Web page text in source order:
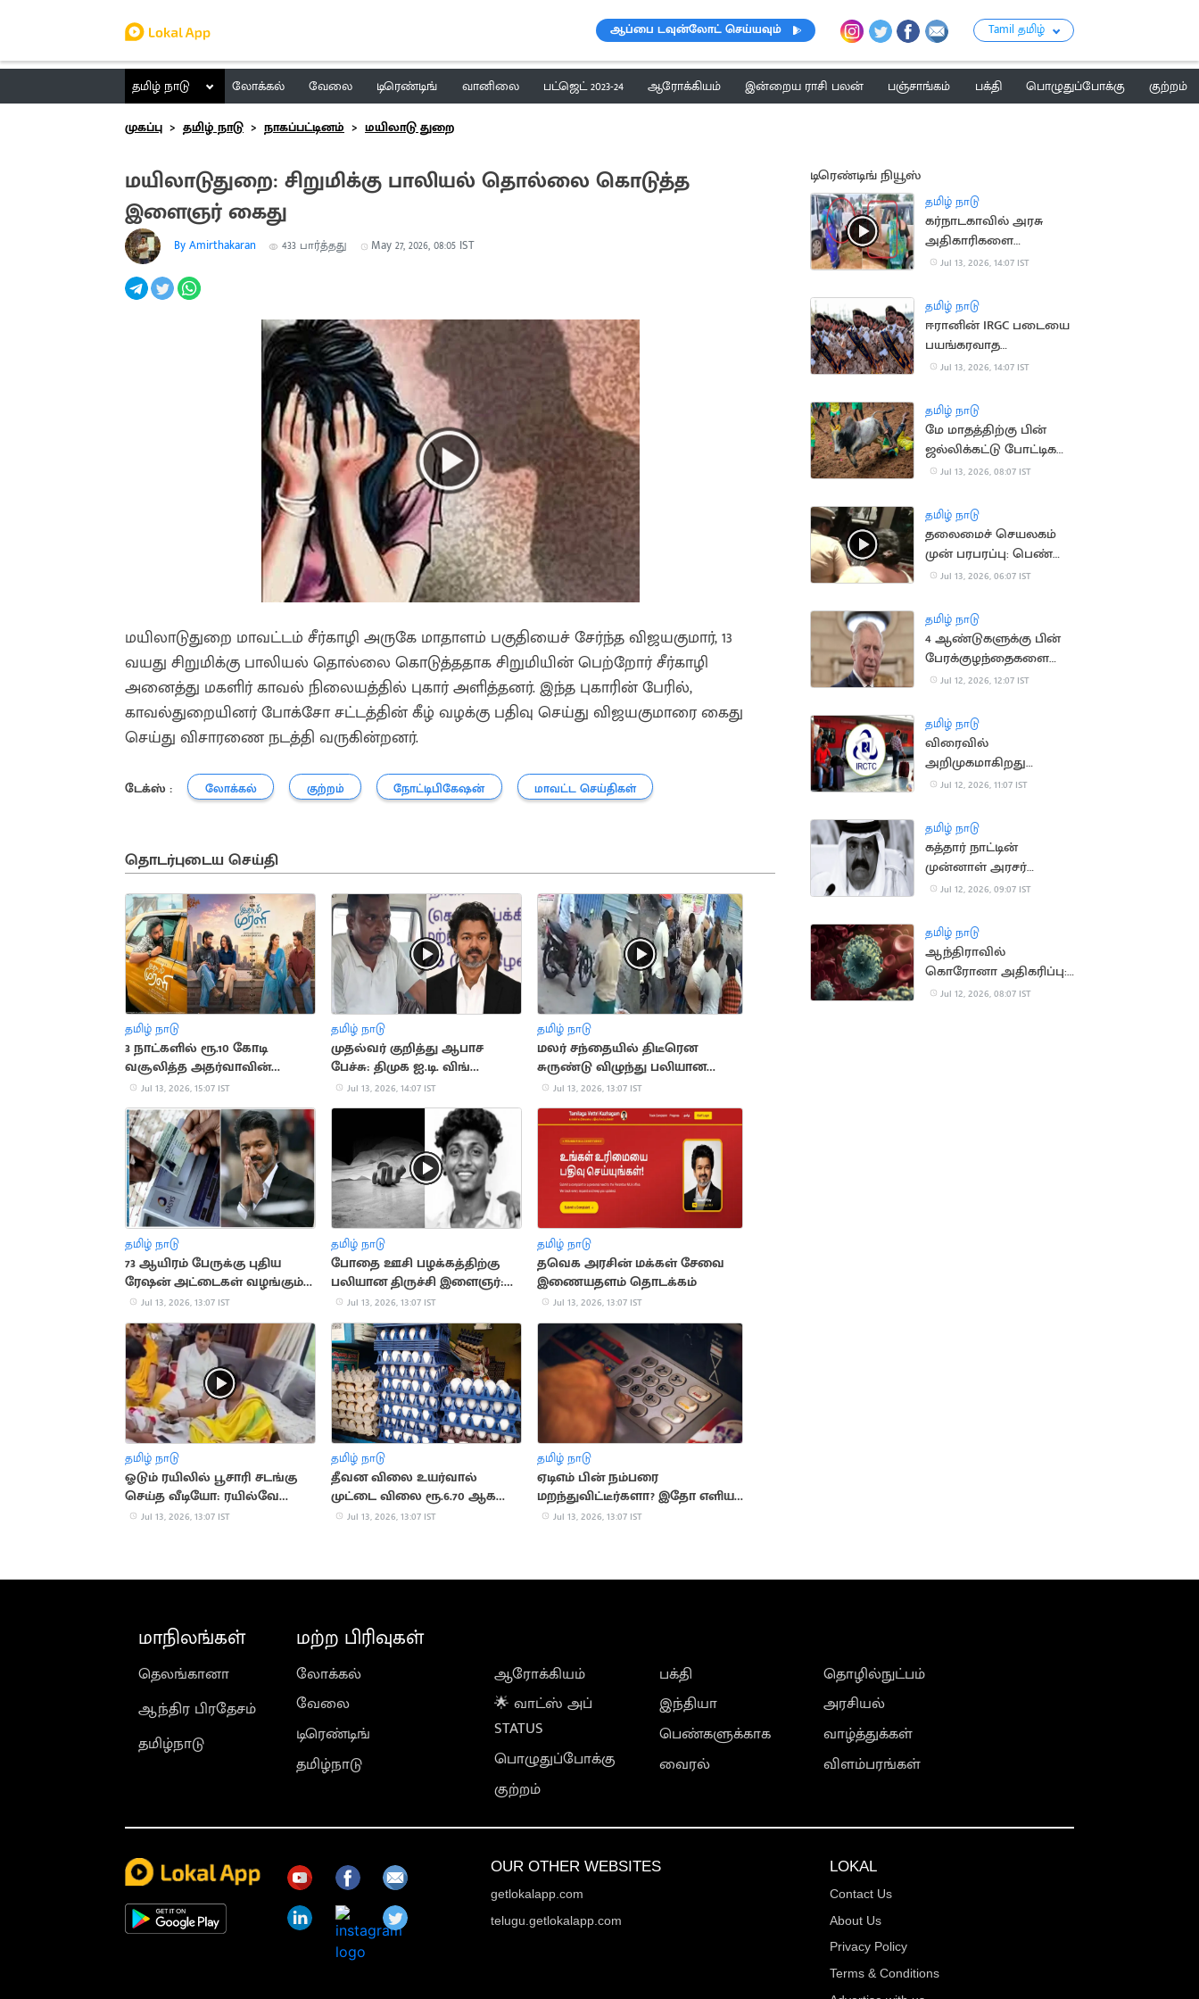
ஆப்பை டவுன்லோட் செய்யவும் Tamil தமிழ்
தமிழ் நாடு லோக்கல் வேலை டிரெண்டிங் வானிலை பட்ஜெட் 2023-24 ஆரோக்கியம் இன்றைய ராசி பலன் பஞ்சாங்கம் பக்தி பொழுதுப்போக்கு
குற்றம்
முகப்பு
தமிழ் நாடு நாகப்பட்டினம் மயிலாடு துறை
மயிலாடுதுறை: சிறுமிக்கு பாலியல் தொல்லை கொடுத்த
இளைஞர் கைது
By Amirthakaran 433 பார்த்தது May 27, 2026, 08:05 IST
மயிலாடுதுறை மாவட்டம் சீர்காழி அருகே மாதாளம் பகுதியைச் சேர்ந்த விஜயகுமார், 13
வயது சிறுமிக்கு பாலியல் தொல்லை கொடுத்ததாக சிறுமியின் பெற்றோர் சீர்காழி
அனைத்து மகளிர் காவல் நிலையத்தில் புகார் அளித்தனர். இந்த புகாரின் பேரில்,
காவல்துறையினர் போக்சோ சட்டத்தின் கீழ் வழக்கு பதிவு செய்து விஜயகுமாரை கைது
செய்து விசாரணை நடத்தி வருகின்றனர்.
டேக்ஸ் : லோக்கல் குற்றம் நோட்டிபிகேஷன் மாவட்ட செய்திகள்
தொடர்புடைய செய்தி
தமிழ் நாடு
3 நாட்களில் ரூ.10 கோடி
வசூலித்த அதர்வாவின்
'இதயம் முரளி' திரைப்படம்
Jul 13, 2026, 15:07 IST
தமிழ் நாடு
முதல்வர் குறித்து ஆபாச
பேச்சு: திமுக ஐ.டி. விங்
நிர்வாகி கைது
Jul 13, 2026, 14:07 IST
தமிழ் நாடு
மலர் சந்தையில் திடீரென
சுருண்டு விழுந்து பலியான
பூக்கடை உரிமையாளர்
Jul 13, 2026, 13:07 IST
தமிழ் நாடு
73 ஆயிரம் பேருக்கு புதிய
ரேஷன் அட்டைகள் வழங்கும்
தமிழக அரசு
Jul 13, 2026, 13:07 IST
தமிழ் நாடு
போதை ஊசி பழக்கத்திற்கு
பலியான திருச்சி இளைஞர்:
போலீசார் விசாரணை
Jul 13, 2026, 13:07 IST
தமிழ் நாடு
தவெக அரசின் மக்கள் சேவை
இணையதளம் தொடக்கம்
Jul 13, 2026, 13:07 IST
தமிழ் நாடு
ஓடும் ரயிலில் பூசாரி சடங்கு
செய்த வீடியோ: ரயில்வே
விளக்கம்
Jul 13, 2026, 13:07 IST
தமிழ் நாடு
தீவன விலை உயர்வால்
முட்டை விலை ரூ.6.70 ஆக
உயர்வு
Jul 13, 2026, 13:07 IST
தமிழ் நாடு
ஏடிஎம் பின் நம்பரை
மறந்துவிட்டீர்களா? இதோ எளிய
தீர்வுகள்
Jul 13, 2026, 13:07 IST
டிரெண்டிங் நியூஸ்
தமிழ் நாடு
கர்நாடகாவில் அரசு
அதிகாரிகளை
துடைப்பத்தால்
Jul 13, 2026, 14:07 IST
தமிழ் நாடு
ஈரானின் IRGC படையை
பயங்கரவாத
அமைப்பாக அறிவித்தது
Jul 13, 2026, 14:07 IST
தமிழ் நாடு
மே மாதத்திற்கு பின்
ஜல்லிக்கட்டு போட்டிகள்
நடத்தக்கூடாது..
Jul 13, 2026, 08:07 IST
தமிழ் நாடு
தலைமைச் செயலகம்
முன் பரபரப்பு: பெண்
தற்கொலை முயற்சி!
Jul 13, 2026, 06:07 IST
தமிழ் நாடு
4 ஆண்டுகளுக்கு பின்
பேரக்குழந்தைகளை
சந்தித்த இங்கிலாந்து
Jul 12, 2026, 12:07 IST
தமிழ் நாடு
விரைவில்
அறிமுகமாகிறது
மேம்படுத்தப்பட்ட புதிய
இணையதளம்
Jul 12, 2026, 11:07 IST
தமிழ் நாடு
கத்தார் நாட்டின்
முன்னாள் அரசர்
காலமானார்
Jul 12, 2026, 09:07 IST
தமிழ் நாடு
ஆந்திராவில்
கொரோனா அதிகரிப்பு:
சுகாதாரத் துறைக்கு
Jul 12, 2026, 08:07 IST
மாநிலங்கள்
தெலங்கானா
ஆந்திர பிரதேசம்
தமிழ்நாடு
மற்ற பிரிவுகள்
லோக்கல்
வேலை
டிரெண்டிங்
தமிழ்நாடு
ஆரோக்கியம்
🌟 வாட்ஸ் அப்
STATUS
பொழுதுப்போக்கு
குற்றம்
பக்தி
இந்தியா
பெண்களுக்காக
வைரல்
தொழில்நுட்பம்
அரசியல்
வாழ்த்துக்கள்
விளம்பரங்கள்
OUR OTHER WEBSITES
getlokalapp.com
telugu.getlokalapp.com
LOKAL
Contact Us
About Us
Privacy Policy
Terms & Conditions